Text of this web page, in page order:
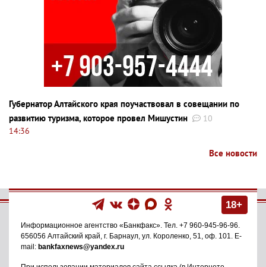
Губернатор Алтайского края поучаствовал в совещании по
развитию туризма, которое провел Мишустин
10
14:36
Все новости
18+
Информационное агентство «Банкфакс» . Тел. +7 960-945-96-96
656056 Алтайский край, г. Барнаул ул. Короленко, 51, оф. 101
. E-
mail: bankfaxnews@yandex.ru